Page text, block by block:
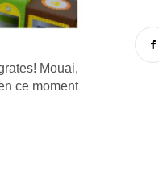
Mouai,
ce moment